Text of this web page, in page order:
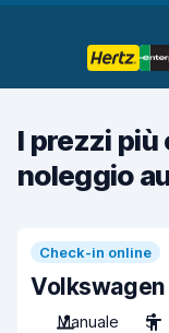
I prezzi
noleggio
Check-in online
Volkswagen
Manuale
5